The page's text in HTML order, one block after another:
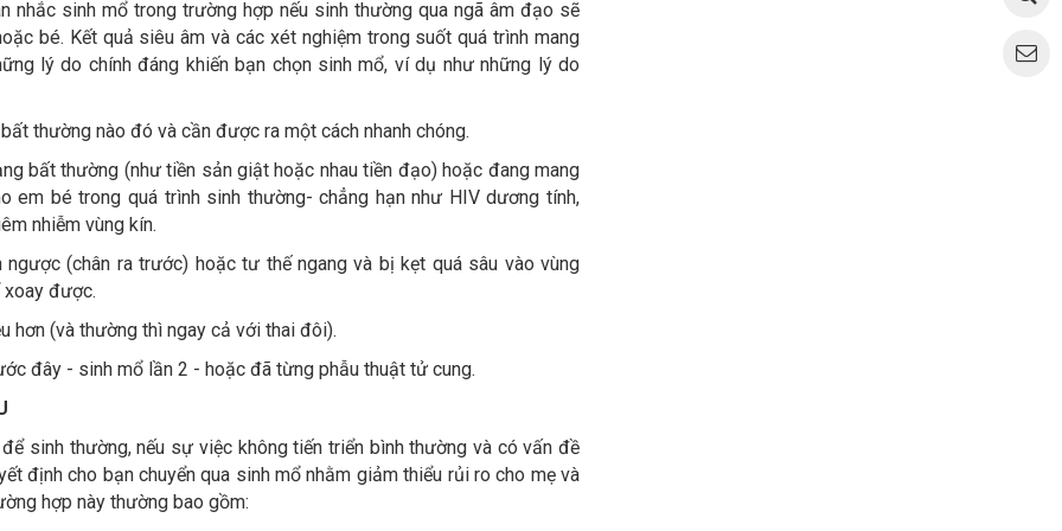
nhắc sinh mổ trong trường hợp nếu sinh thường qua ngã âm đạo sẽ
bé. Kết quả siêu âm và các xét nghiệm trong suốt quá trình mang
lý do chính đáng khiến bạn chọn sinh mổ, ví dụ như những lý do
thường nào đó và cần được ra một cách nhanh chóng.
bất thường (như tiền sản giật hoặc nhau tiền đạo) hoặc đang mang
em bé trong quá trình sinh thường- chẳng hạn như HIV dương tính,
nhiễm vùng kín.
(chân ra trước) hoặc tư thế ngang và bị kẹt quá sâu vào vùng
xoay được.
hơn (và thường thì ngay cả với thai đôi).
đây - sinh mổ lần 2 - hoặc đã từng phẫu thuật tử cung.
sinh thường, nếu sự việc không tiến triển bình thường và có vấn đề
định cho bạn chuyển qua sinh mổ nhằm giảm thiểu rủi ro cho mẹ và
hợp này thường bao gồm: